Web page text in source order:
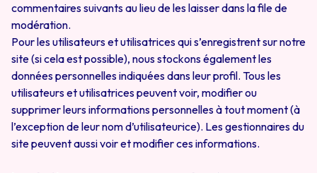
commentaires suivants au lieu de les laisser dans la file de
modération.
Pour les utilisateurs et utilisatrices qui s’enregistrent sur notre
site (si cela est possible), nous stockons également les
données personnelles indiquées dans leur profil. Tous les
utilisateurs et utilisatrices peuvent voir, modifier ou
supprimer leurs informations personnelles à tout moment (à
l’exception de leur nom d’utilisateur·ice). Les gestionnaires du
site peuvent aussi voir et modifier ces informations.